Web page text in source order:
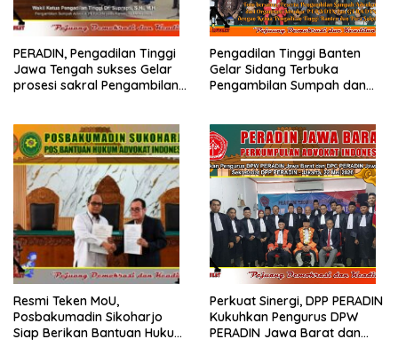
PERADIN, Pengadilan Tinggi
Jawa Tengah sukses Gelar
prosesi sakral Pengambilan
Pengadilan Tinggi Banten
Gelar Sidang Terbuka
Pengambilan Sumpah dan
Resmi Teken MoU,
Posbakumadin Sikoharjo
Siap Berikan Bantuan Hukum
Perkuat Sinergi, DPP PERADIN
Kukuhkan Pengurus DPW
PERADIN Jawa Barat dan